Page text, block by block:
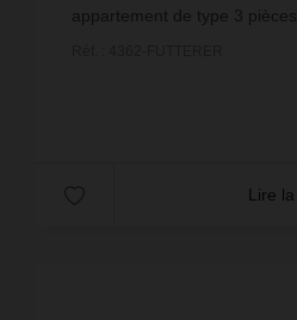
appartement de type 3 pièces
Lire